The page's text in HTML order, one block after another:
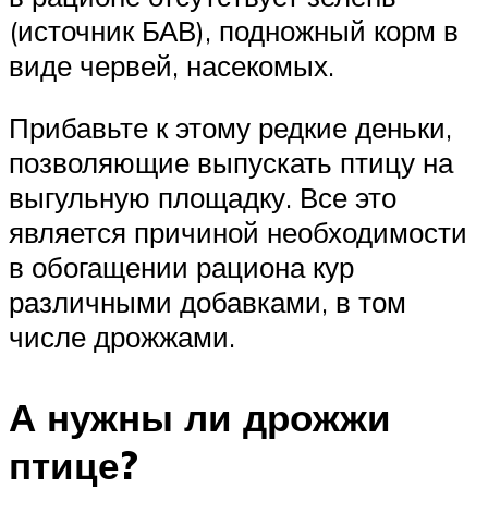
(источник БАВ), подножный корм в
виде червей, насекомых.
Прибавьте к этому редкие деньки,
позволяющие выпускать птицу на
выгульную площадку. Все это
является причиной необходимости
в обогащении рациона кур
различными добавками, в том
числе дрожжами.
А нужны ли дрожжи
птице?